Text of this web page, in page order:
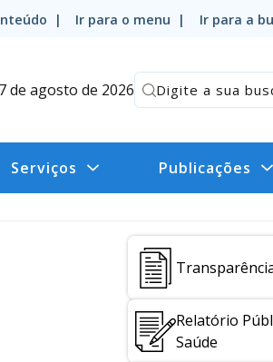
| Ir para o menu | Ir para a
de agosto de 2026
Serviços Publicações
Relatório
Saúde